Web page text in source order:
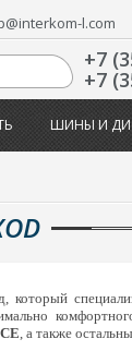
l.com
+7
+7
ШИНЫ И
, а также